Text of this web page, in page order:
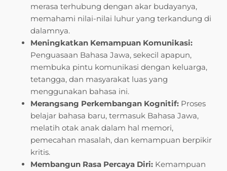
merasa terhubung dengan akar budayanya,
memahami nilai-nilai luhur yang terkandung di
dalamnya.
Meningkatkan Kemampuan Komunikasi:
Penguasaan Bahasa Jawa, sekecil apapun,
membuka pintu komunikasi dengan keluarga,
tetangga, dan masyarakat luas yang
menggunakan bahasa ini.
Merangsang Perkembangan Kognitif: Proses
belajar bahasa baru, termasuk Bahasa Jawa,
melatih otak anak dalam hal memori,
pemecahan masalah, dan kemampuan berpikir
kritis.
Membangun Rasa Percaya Diri: Kemampuan